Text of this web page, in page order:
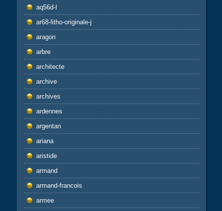
aq56d-l
ar68-litho-originale-j
aragon
arbre
architecte
archive
archives
ardennes
argentan
ariana
aristide
armand
armand-francois
armee